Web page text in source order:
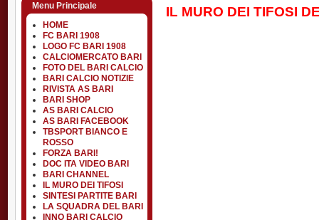
Menu Principale
HOME
FC BARI 1908
LOGO FC BARI 1908
CALCIOMERCATO BARI
FOTO DEL BARI CALCIO
BARI CALCIO NOTIZIE
RIVISTA AS BARI
BARI SHOP
AS BARI CALCIO
AS BARI FACEBOOK
TBSPORT BIANCO E
ROSSO
FORZA BARI!
DOC ITA VIDEO BARI
BARI CHANNEL
IL MURO DEI TIFOSI
SINTESI PARTITE BARI
LA SQUADRA DEL BARI
INNO BARI CALCIO
IL MURO DEI TIFOSI